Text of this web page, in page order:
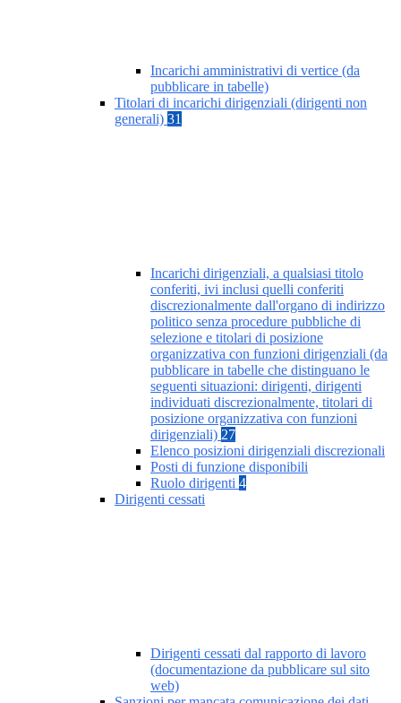
Incarichi amministrativi di vertice (da
pubblicare in tabelle)
Titolari di incarichi dirigenziali (dirigenti non
generali) 31
Incarichi dirigenziali, a qualsiasi titolo
conferiti, ivi inclusi quelli conferiti
discrezionalmente dall'organo di indirizzo
politico senza procedure pubbliche di
selezione e titolari di posizione
organizzativa con funzioni dirigenziali (da
pubblicare in tabelle che distinguano le
seguenti situazioni: dirigenti, dirigenti
individuati discrezionalmente, titolari di
posizione organizzativa con funzioni
dirigenziali) 27
Elenco posizioni dirigenziali discrezionali
Posti di funzione disponibili
Ruolo dirigenti 4
Dirigenti cessati
Dirigenti cessati dal rapporto di lavoro
(documentazione da pubblicare sul sito
web)